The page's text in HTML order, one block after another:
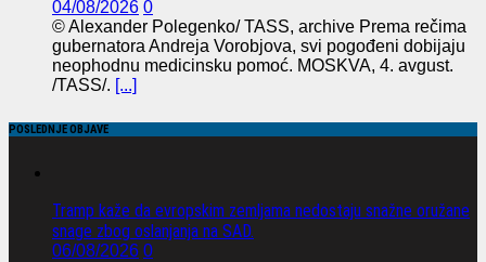
04/08/2026 0
© Alexander Polegenko/ TASS, archive Prema rečima
gubernatora Andreja Vorobjova, svi pogođeni dobijaju
neophodnu medicinsku pomoć. MOSKVA, 4. avgust.
/TASS/. [...]
POSLEDNJE OBJAVE
Tramp kaže da evropskim zemljama nedostaju snažne oružane
snage zbog oslanjanja na SAD.
06/08/2026 0